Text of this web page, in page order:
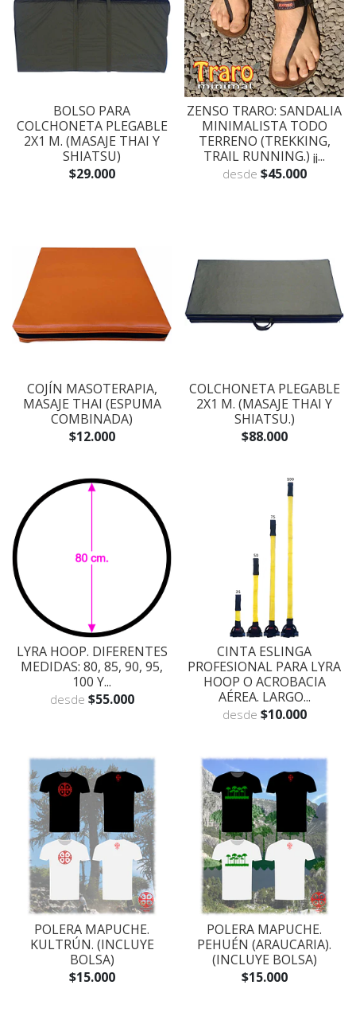
BOLSO PARA
COLCHONETA PLEGABLE
2X1 M. (MASAJE THAI Y
SHIATSU)
$29.000
ZENSO TRARO: SANDALIA
MINIMALISTA TODO
TERRENO (TREKKING,
TRAIL RUNNING.) ¡¡...
desde $45.000
COJÍN MASOTERAPIA,
MASAJE THAI (ESPUMA
COMBINADA)
$12.000
COLCHONETA PLEGABLE
2X1 M. (MASAJE THAI Y
SHIATSU.)
$88.000
LYRA HOOP. DIFERENTES
MEDIDAS: 80, 85, 90, 95,
100 Y...
desde $55.000
CINTA ESLINGA
PROFESIONAL PARA LYRA
HOOP O ACROBACIA
AÉREA. LARGO...
desde $10.000
POLERA MAPUCHE.
KULTRÚN. (INCLUYE
BOLSA)
$15.000
POLERA MAPUCHE.
PEHUÉN (ARAUCARIA).
(INCLUYE BOLSA)
$15.000